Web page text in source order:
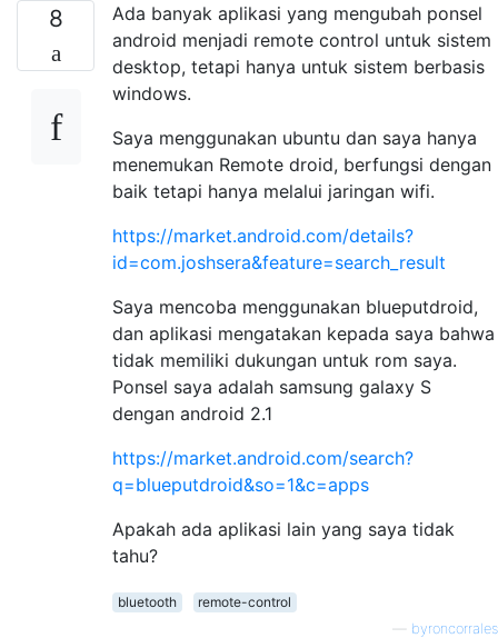
8
Ada banyak aplikasi yang mengubah ponsel
android menjadi remote control untuk sistem
desktop, tetapi hanya untuk sistem berbasis
windows.
Saya menggunakan ubuntu dan saya hanya
menemukan Remote droid, berfungsi dengan
baik tetapi hanya melalui jaringan wifi.
https://market.android.com/details?
id=com.joshsera&feature=search_result
Saya mencoba menggunakan blueputdroid,
dan aplikasi mengatakan kepada saya bahwa
tidak memiliki dukungan untuk rom saya.
Ponsel saya adalah samsung galaxy S
dengan android 2.1
https://market.android.com/search?
q=blueputdroid&so=1&c=apps
Apakah ada aplikasi lain yang saya tidak
tahu?
bluetooth
remote-control
byroncorrales